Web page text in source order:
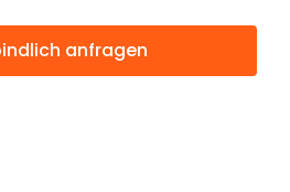
anfragen